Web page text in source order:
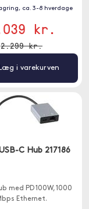
ca. 3-8 hverdage
kr.
2.299 kr.
i varekurven
C Hub 217186
med PD 100W, 1000
Ethernet.